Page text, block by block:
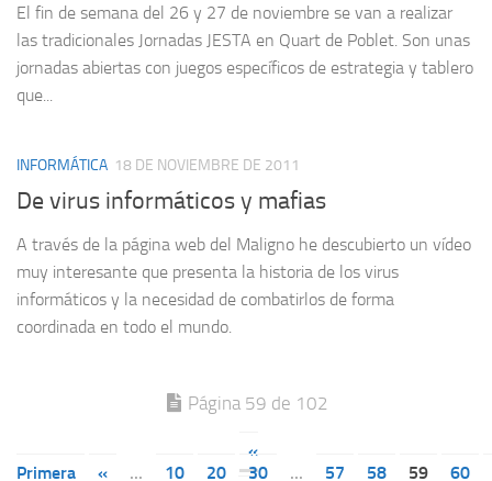
El fin de semana del 26 y 27 de noviembre se van a realizar
las tradicionales Jornadas JESTA en Quart de Poblet. Son unas
jornadas abiertas con juegos específicos de estrategia y tablero
que...
INFORMÁTICA 18 DE NOVIEMBRE DE 2011
De virus informáticos y mafias
A través de la página web del Maligno he descubierto un vídeo
muy interesante que presenta la historia de los virus
informáticos y la necesidad de combatirlos de forma
coordinada en todo el mundo.
Página 59 de 102
«
Primera
« ... 10 20 30 ... 57 58 59
60